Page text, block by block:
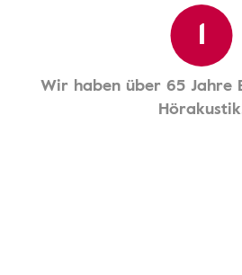
1
Wir haben über 65 Jahre